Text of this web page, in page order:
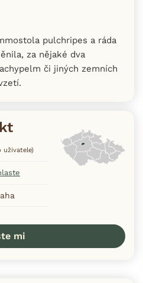
pulchripes a ráda
za nějaké dva
či jiných zemních
uživatele)
mi